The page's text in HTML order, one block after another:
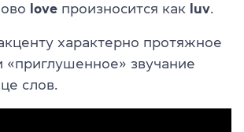
love произносится как luv.
характерно протяжное
«приглушенное» звучание
слов.